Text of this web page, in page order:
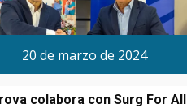
20 de marzo de 2024
colabora con Surg For All